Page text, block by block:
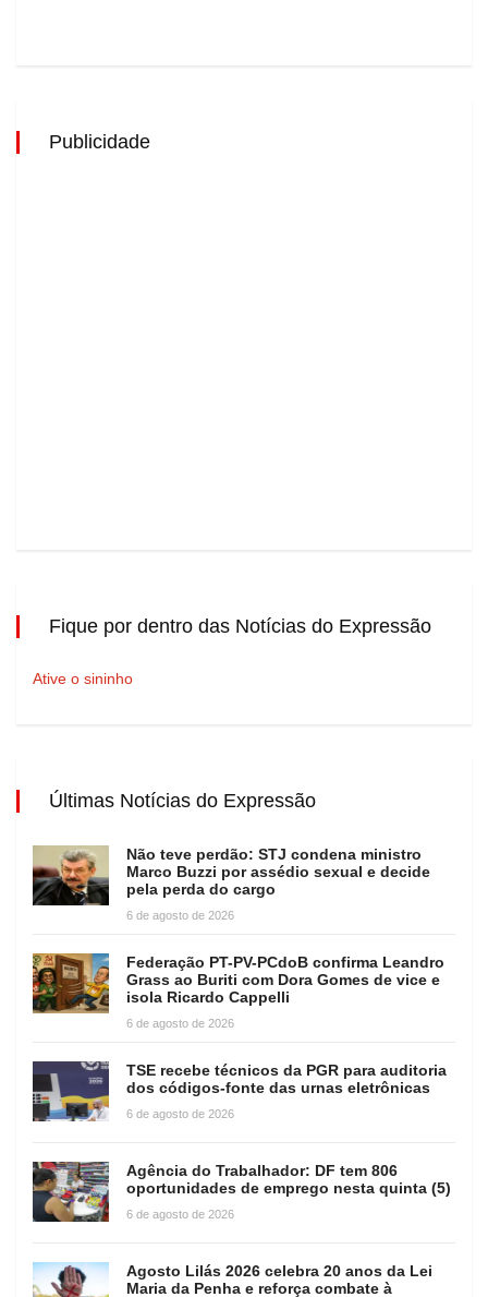
Publicidade
Fique por dentro das Notícias do Expressão
Ative o sininho
Últimas Notícias do Expressão
Não teve perdão: STJ condena ministro
Marco Buzzi por assédio sexual e decide
pela perda do cargo
6 de agosto de 2026
Federação PT-PV-PCdoB confirma Leandro
Grass ao Buriti com Dora Gomes de vice e
isola Ricardo Cappelli
6 de agosto de 2026
TSE recebe técnicos da PGR para auditoria
dos códigos-fonte das urnas eletrônicas
6 de agosto de 2026
Agência do Trabalhador: DF tem 806
oportunidades de emprego nesta quinta (5)
6 de agosto de 2026
Agosto Lilás 2026 celebra 20 anos da Lei
Maria da Penha e reforça combate à